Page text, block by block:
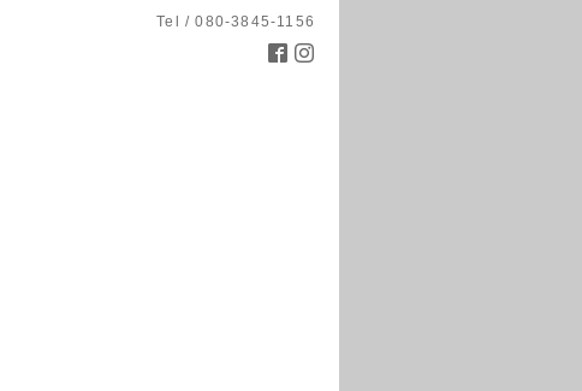
Tel / 080-3845-1156